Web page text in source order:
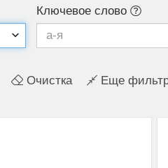
Ключевое слово
Очистка Еще